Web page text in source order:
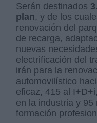
Serán destinados
plan, y de los
renovación del
de recarga,
nuevas
electrificación del
irán para la
automovilístico
eficaz, 415 al
en la industria y
formación